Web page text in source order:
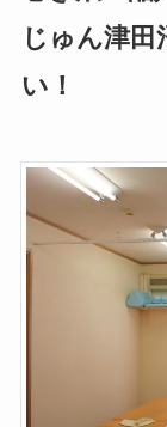
じゅん津田
い！